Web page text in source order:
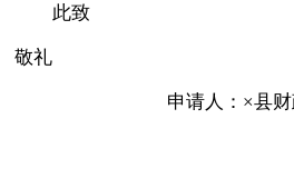
此致
敬礼
申请人：×县